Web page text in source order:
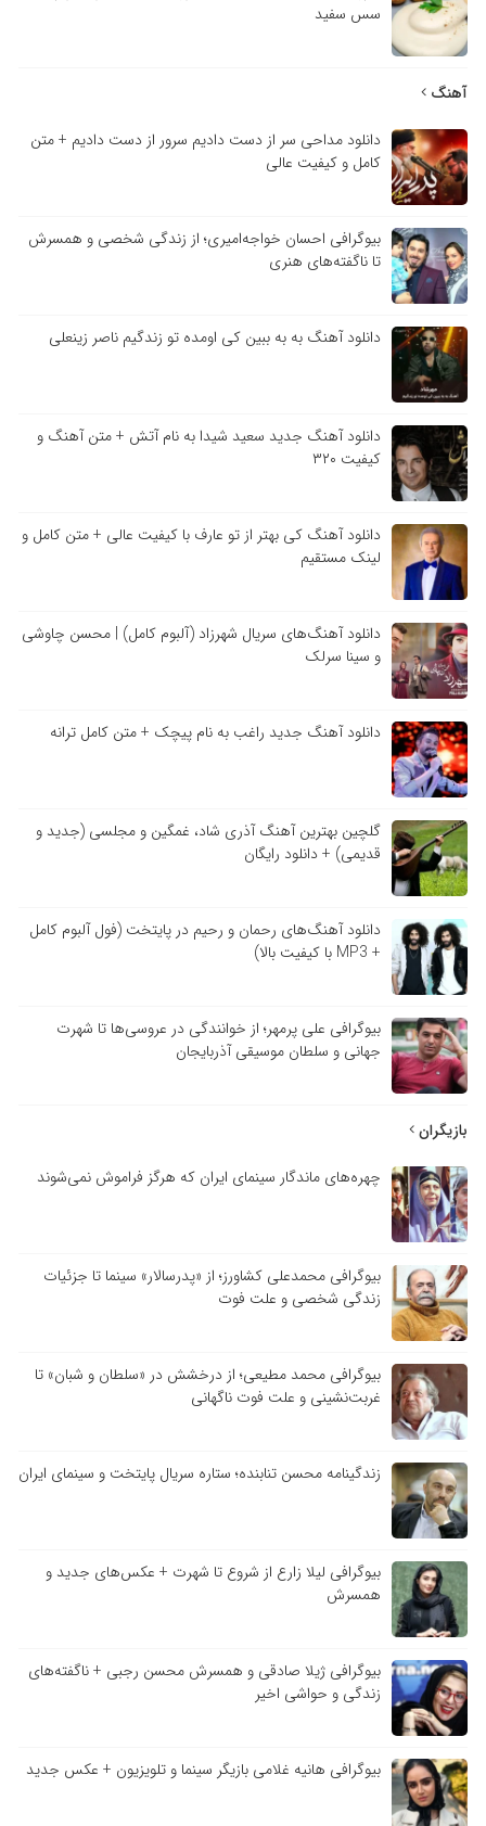
سس سفید
آهنگ
دانلود مداحی سر از دست دادیم سرور از دست دادیم + متن
کامل و کیفیت عالی
بیوگرافی احسان خواجه‌امیری؛ از زندگی شخصی و همسرش
تا ناگفته‌های هنری
دانلود آهنگ به به ببین کی اومده تو زندگیم ناصر زینعلی
دانلود آهنگ جدید سعید شیدا به نام آتش + متن آهنگ و
کیفیت ۳۲۰
دانلود آهنگ کی بهتر از تو عارف با کیفیت عالی + متن کامل و
لینک مستقیم
دانلود آهنگ‌های سریال شهرزاد (آلبوم کامل) | محسن چاوشی
و سینا سرلک
دانلود آهنگ جدید راغب به نام پیچک + متن کامل ترانه
گلچین بهترین آهنگ آذری شاد، غمگین و مجلسی (جدید و
قدیمی) + دانلود رایگان
دانلود آهنگ‌های رحمان و رحیم در پایتخت (فول آلبوم کامل
+ MP3 با کیفیت بالا)
بیوگرافی علی پرمهر؛ از خوانندگی در عروسی‌ها تا شهرت
جهانی و سلطان موسیقی آذربایجان
بازیگران
چهره‌های ماندگار سینمای ایران که هرگز فراموش نمی‌شوند
بیوگرافی محمدعلی کشاورز؛ از «پدرسالار» سینما تا جزئیات
زندگی شخصی و علت فوت
بیوگرافی محمد مطیعی؛ از درخشش در «سلطان و شبان» تا
غربت‌نشینی و علت فوت ناگهانی
زندگینامه محسن تنابنده؛ ستاره سریال پایتخت و سینمای ایران
بیوگرافی لیلا زارع از شروع تا شهرت + عکس‌های جدید و
همسرش
بیوگرافی ژیلا صادقی و همسرش محسن رجبی + ناگفته‌های
زندگی و حواشی اخیر
بیوگرافی هانیه غلامی بازیگر سینما و تلویزیون + عکس جدید